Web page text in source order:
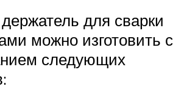
для сварки
можно изготовить с
следующих